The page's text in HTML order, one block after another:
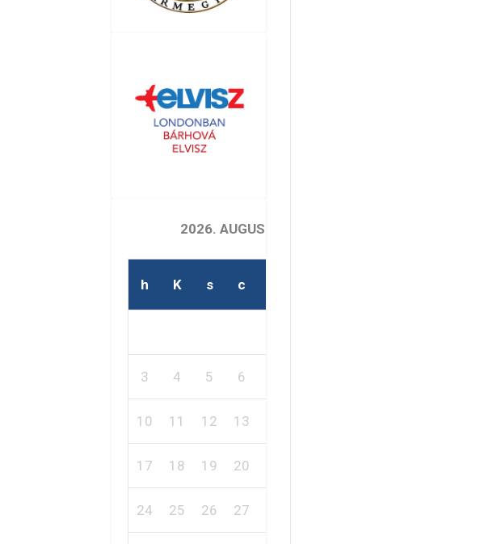
2026. AUGUSZTUS
h K s c
3 4 5 6
10 11 12 13
17 18 19 20
24 25 26 27